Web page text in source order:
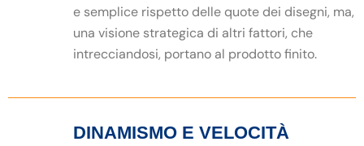
e semplice rispetto delle quote dei disegni, ma,
una visione strategica di altri fattori, che
intrecciandosi, portano al prodotto finito.
DINAMISMO E VELOCITÀ